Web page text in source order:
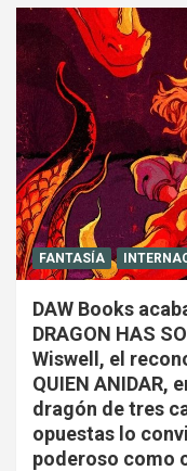
FANTASÍA
DAW Books
DRAGON HAS
Wiswell, el
QUIEN ANIDAR,
dragón de tres
opuestas lo
poderoso como